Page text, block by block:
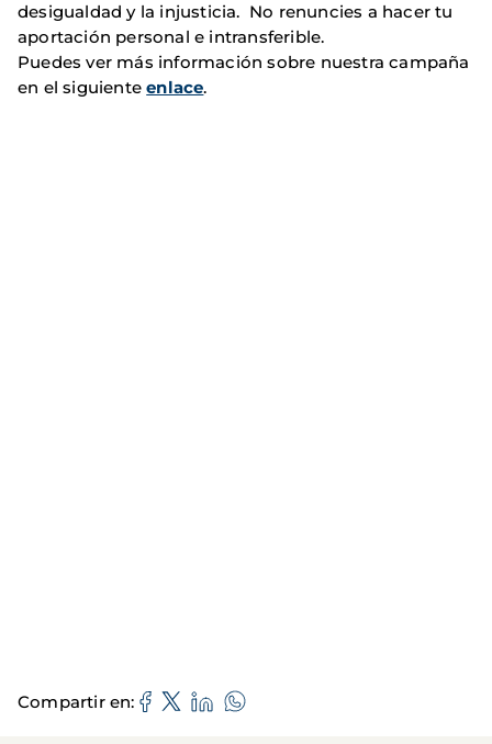
desigualdad y la injusticia. No renuncies a hacer tu
aportación personal e intransferible.
Puedes ver más información sobre nuestra campaña
en el siguienteenlace.
Compartir en